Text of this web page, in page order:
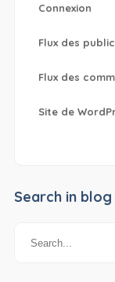
Connexion
Flux des
Flux des
Site de
Search in blog